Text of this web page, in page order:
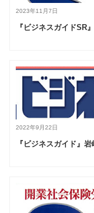
2023年11月7日
『ビジネスガイドSR
2022年9月22日
『ビジネスガイド』